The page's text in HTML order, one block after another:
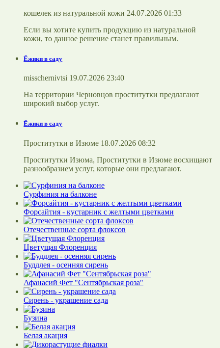
кошелек из натуральной кожи 24.07.2026 01:33
Если вы хотите купить продукцию из натуральной
кожи, то данное решение станет правильным.
Ёжики в саду
misschernivtsi 19.07.2026 23:40
На территории Черновцов проститутки предлагают
широкий выбор услуг.
Ёжики в саду
Проститутки в Изюме 18.07.2026 08:32
Проститутки Изюма, Проститутки в Изюме восхищают
разнообразием услуг, которые они предлагают.
Сурфиния на балконе
Форсайтия - кустарник с желтыми цветками
Отечественные сорта флоксов
Цветущая Флоренция
Буддлея - осенняя сирень
Афанасий Фет "Сентябрьская роза"
Сирень - украшение сада
Бузина
Белая акация